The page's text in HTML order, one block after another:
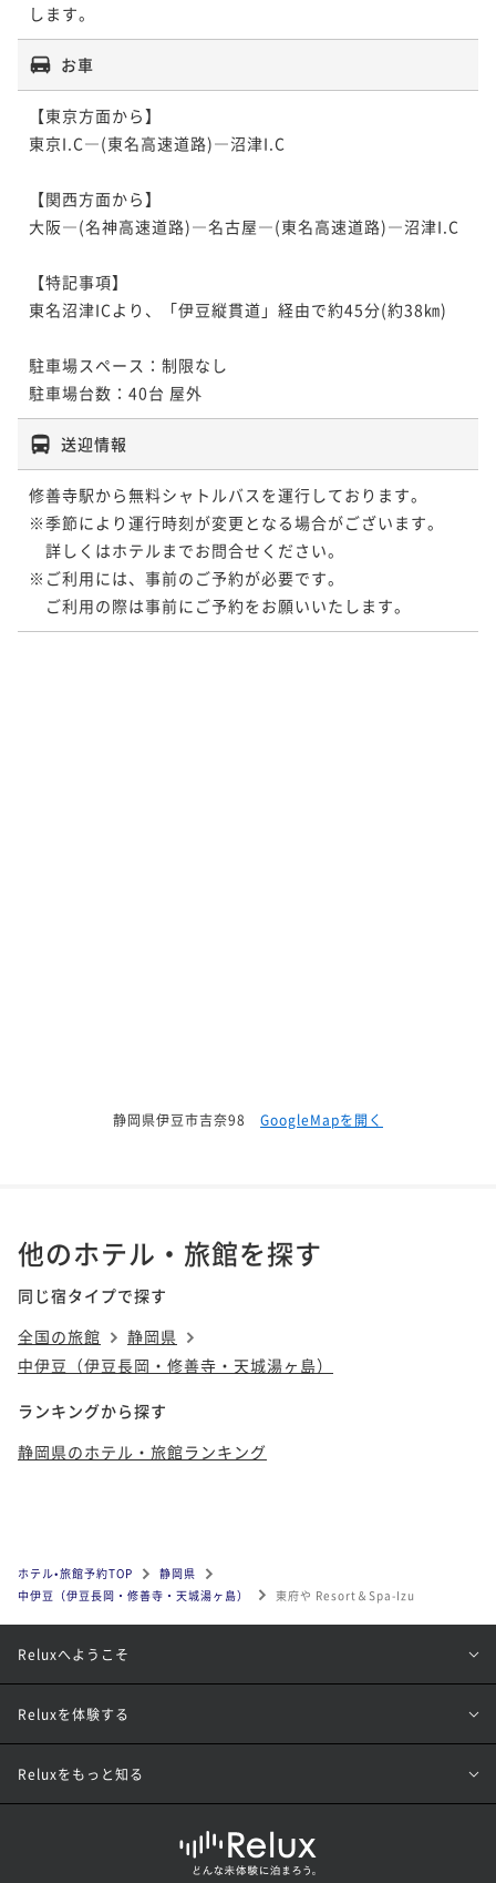
します。
お車
【東京方面から】
東京I.C―(東名高速道路)―沼津I.C
【関西方面から】
大阪―(名神高速道路)―名古屋―(東名高速道路)―沼津I.C
【特記事項】
東名沼津ICより、「伊豆縦貫道」経由で約45分(約38㎞)
駐車場スペース：制限なし
駐車場台数：40台 屋外
送迎情報
修善寺駅から無料シャトルバスを運行しております。
※季節により運行時刻が変更となる場合がございます。
詳しくはホテルまでお問合せください。
※ご利用には、事前のご予約が必要です。
ご利用の際は事前にご予約をお願いいたします。
静岡県伊豆市吉奈98 GoogleMapを開く
他のホテル・旅館を探す
同じ宿タイプで探す
全国の旅館
静岡県
中伊豆（伊豆長岡・修善寺・天城湯ヶ島）
ランキングから探す
静岡県のホテル・旅館ランキング
ホテル•旅館予約TOP
静岡県
中伊豆（伊豆長岡・修善寺・天城湯ヶ島）
東府や Resort＆Spa-Izu
Reluxへようこそ
Reluxを体験する
Reluxをもっと知る